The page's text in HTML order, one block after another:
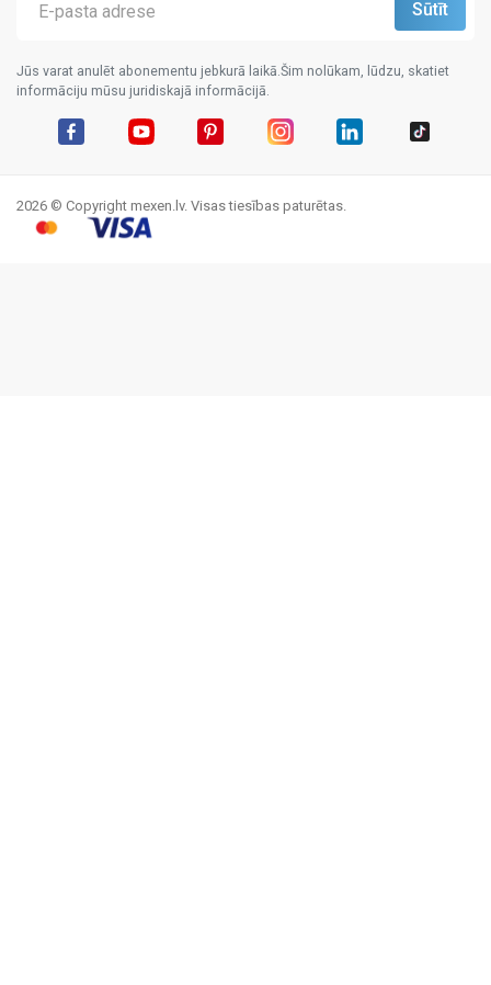
Jūs varat anulēt abonementu jebkurā laikā.Šim nolūkam, lūdzu, skatiet
informāciju mūsu juridiskajā informācijā.
2026 © Copyright mexen.lv. Visas tiesības paturētas.